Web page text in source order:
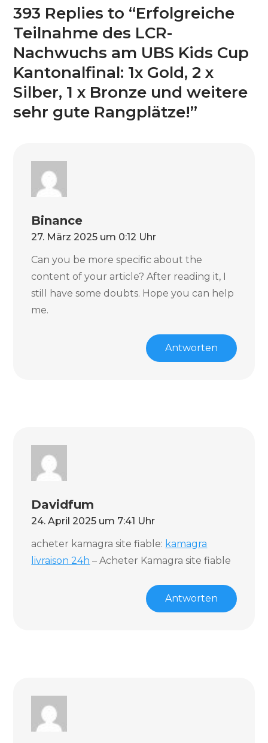
1x
2
x
Silber,
1
x
393 Replies to “Erfolgreiche
Teilnahme des LCR-
Nachwuchs am UBS Kids Cup
Kantonalfinal: 1x Gold, 2 x
Silber, 1 x Bronze und weitere
sehr gute Rangplätze!”
Binance
27. März 2025 um 0:12 Uhr
Can you be more specific about the
content of your article? After reading it, I
still have some doubts. Hope you can help
me.
Antworten
Davidfum
24. April 2025 um 7:41 Uhr
acheter kamagra site fiable: kamagra
livraison 24h – Acheter Kamagra site fiable
Antworten